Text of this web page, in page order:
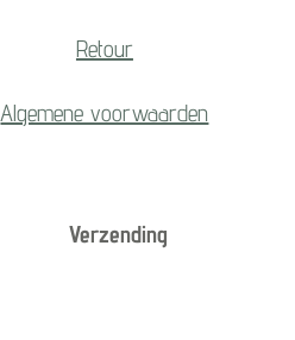
Retour
Algemene voorwaarden
Verzending